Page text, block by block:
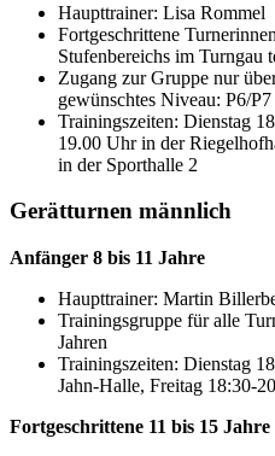
Haupttrainer: Lisa Rommel
Fortgeschrittene
Stufenbereichs im Turngau
Zugang zur Gruppe nur
gewünschtes Niveau: P6/
Trainingszeiten: Dienstag
19.00 Uhr in der
in der Sporthalle 2
Gerätturnen männlich
Anfänger 8 bis 11 Jahre
Haupttrainer: Martin
Trainingsgruppe für alle
Jahren
Trainingszeiten: Dienstag
Jahn-Halle, Freitag 18:30-
Fortgeschrittene 11 bis 15 Jahre